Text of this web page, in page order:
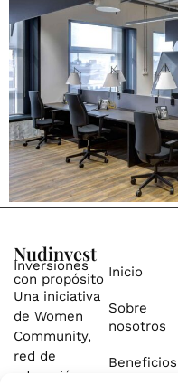
Nudinvest
Inversiones
con propósito
Una iniciativa
de Women
Community,
red de
educación
Inicio
Sobre
nosotros
Beneficios